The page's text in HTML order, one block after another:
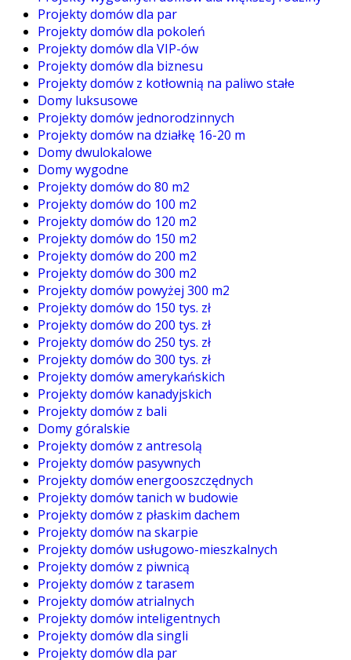
Projekty domów dla par
Projekty domów dla pokoleń
Projekty domów dla VIP-ów
Projekty domów dla biznesu
Projekty domów z kotłownią na paliwo stałe
Domy luksusowe
Projekty domów jednorodzinnych
Projekty domów na działkę 16-20 m
Domy dwulokalowe
Domy wygodne
Projekty domów do 80 m2
Projekty domów do 100 m2
Projekty domów do 120 m2
Projekty domów do 150 m2
Projekty domów do 200 m2
Projekty domów do 300 m2
Projekty domów powyżej 300 m2
Projekty domów do 150 tys. zł
Projekty domów do 200 tys. zł
Projekty domów do 250 tys. zł
Projekty domów do 300 tys. zł
Projekty domów amerykańskich
Projekty domów kanadyjskich
Projekty domów z bali
Domy góralskie
Projekty domów z antresolą
Projekty domów pasywnych
Projekty domów energooszczędnych
Projekty domów tanich w budowie
Projekty domów z płaskim dachem
Projekty domów na skarpie
Projekty domów usługowo-mieszkalnych
Projekty domów z piwnicą
Projekty domów z tarasem
Projekty domów atrialnych
Projekty domów inteligentnych
Projekty domów dla singli
Projekty domów dla par